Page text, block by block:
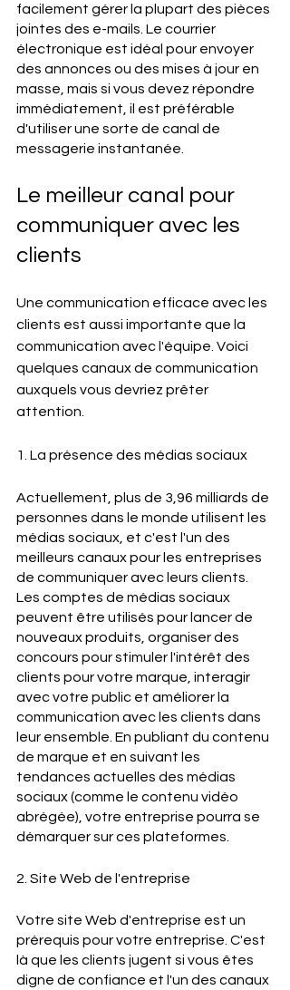
facilement gérer la plupart des pièces
jointes des e-mails. Le courrier
électronique est idéal pour envoyer
des annonces ou des mises à jour en
masse, mais si vous devez répondre
immédiatement, il est préférable
d'utiliser une sorte de canal de
messagerie instantanée.
Le meilleur canal pour
communiquer avec les
clients
Une communication efficace avec les
clients est aussi importante que la
communication avec l'équipe. Voici
quelques canaux de communication
auxquels vous devriez prêter
attention.
1. La présence des médias sociaux
Actuellement, plus de 3,96 milliards de
personnes dans le monde utilisent les
médias sociaux, et c'est l'un des
meilleurs canaux pour les entreprises
de communiquer avec leurs clients.
Les comptes de médias sociaux
peuvent être utilisés pour lancer de
nouveaux produits, organiser des
concours pour stimuler l'intérêt des
clients pour votre marque, interagir
avec votre public et améliorer la
communication avec les clients dans
leur ensemble. En publiant du contenu
de marque et en suivant les
tendances actuelles des médias
sociaux (comme le contenu vidéo
abrégée), votre entreprise pourra se
démarquer sur ces plateformes.
2. Site Web de l'entreprise
Votre site Web d'entreprise est un
prérequis pour votre entreprise. C'est
là que les clients jugent si vous êtes
digne de confiance et l'un des canaux